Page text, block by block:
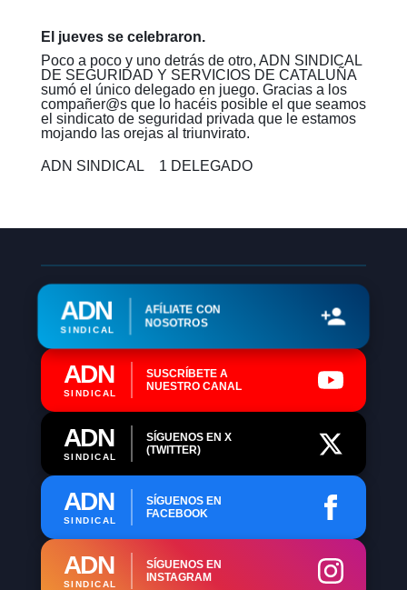
El jueves se celebraron.
Poco a poco y uno detrás de otro, ADN SINDICAL
DE SEGURIDAD Y SERVICIOS DE CATALUÑA
sumó el único delegado en juego. Gracias a los
compañer@s que lo hacéis posible el que seamos
el sindicato de seguridad privada que le estamos
mojando las orejas al triunvirato.
ADN SINDICAL 1 DELEGADO
ADN
SINDICAL
AFÍLIATE CON
NOSOTROS
ADN
SINDICAL
SUSCRÍBETE A
NUESTRO CANAL
ADN
SINDICAL
SÍGUENOS EN X
(TWITTER)
ADN
SINDICAL
SÍGUENOS EN
FACEBOOK
ADN
SINDICAL
SÍGUENOS EN
INSTAGRAM